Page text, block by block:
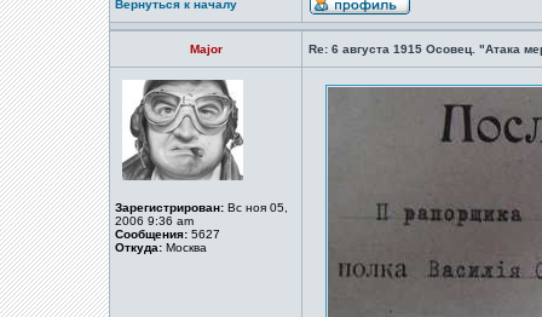
Вернуться к началу
Major Re: 6 августа 1915 Осовец. "Атака
Зарегистрирован: Вс ноя 05,
2006 9:36 am
Сообщения: 5627
Откуда: Москва